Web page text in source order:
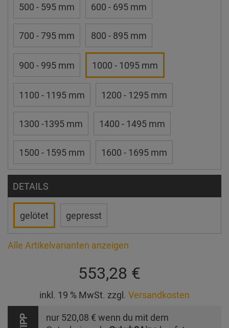
500 - 595 mm 600 - 695 mm
700 - 795 mm 800 - 895 mm
900 - 995 mm 1000 - 1095 mm
1100 - 1195 mm 1200 - 1295 mm
1300 -1395 mm 1400 - 1495 mm
1500 - 1595 mm 1600 - 1695 mm
DETAILS
gelötet gepresst
Alle Artikelvarianten anzeigen
553,28 €
inkl. 19 % MwSt. zzgl. Versandkosten
TIPP nur 520,08 € wenn du mit dem